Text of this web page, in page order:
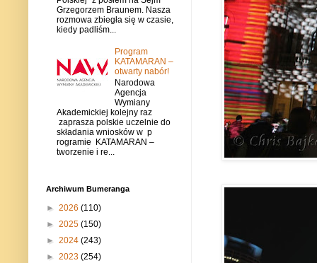
Grzegorzem Braunem. Nasza
rozmowa zbiegła się w czasie,
kiedy padliśm...
Program
KATAMARAN –
otwarty nabór!
Narodowa
Agencja
Wymiany
Akademickiej kolejny raz
zaprasza polskie uczelnie do
składania wniosków w p
rogramie KATAMARAN –
tworzenie i re...
Archiwum Bumeranga
► 2026 (110)
► 2025 (150)
► 2024 (243)
► 2023 (254)